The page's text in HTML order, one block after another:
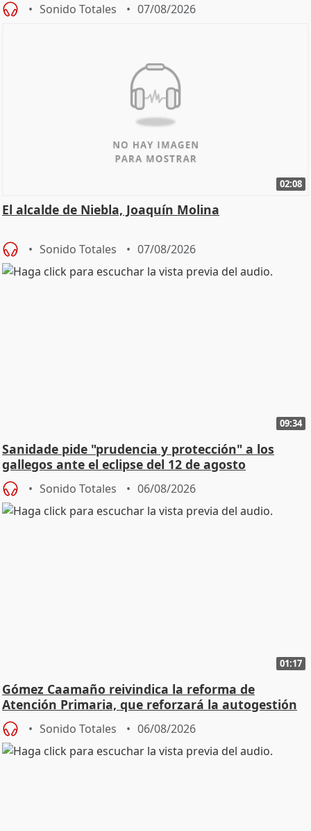
Sonido Totales 07/08/2026
02:08
El alcalde de Niebla, Joaquín Molina
Sonido Totales 07/08/2026
09:34
Sanidade pide "prudencia y protección" a los
gallegos ante el eclipse del 12 de agosto
Sonido Totales 06/08/2026
01:17
Gómez Caamaño reivindica la reforma de
Atención Primaria, que reforzará la autogestión
Sonido Totales 06/08/2026